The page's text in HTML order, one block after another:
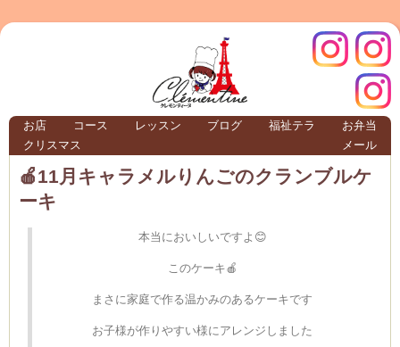
お店 コース レッスン ブログ 福祉テラ
お弁当
クリスマス
メール
インス
クレモ
🍎11月キャラメルりんごのクランブルケ
ーキ
本当においしいですよ😊
このケーキ🍎
まさに家庭で作る温かみのあるケーキです
お子様が作りやすい様にアレンジしました